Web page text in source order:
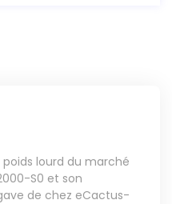
lourd du marché
S0 et son
de chez eCactus-